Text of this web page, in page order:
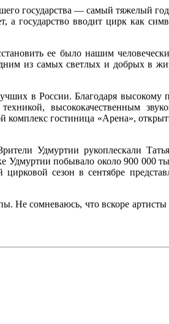
государства — самый тяжелый
государство вводит цирк как
ее было нашим
из самых светлых и добрых в
в России. Благодаря высокому
высококачественным
комплекс гостиница «Арена»,
Удмуртии рукоплескали
побывало около 900 000
сезон в сентябре
Не сомневаюсь, что вскоре артисты